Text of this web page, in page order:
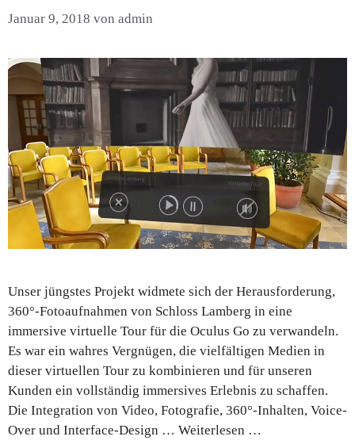
Januar 9, 2018 von admin
Unser jüngstes Projekt widmete sich der Herausforderung,
360°-Fotoaufnahmen von Schloss Lamberg in eine
immersive virtuelle Tour für die Oculus Go zu verwandeln.
Es war ein wahres Vergnügen, die vielfältigen Medien in
dieser virtuellen Tour zu kombinieren und für unseren
Kunden ein vollständig immersives Erlebnis zu schaffen.
Die Integration von Video, Fotografie, 360°-Inhalten, Voice-
Over und Interface-Design … Weiterlesen …